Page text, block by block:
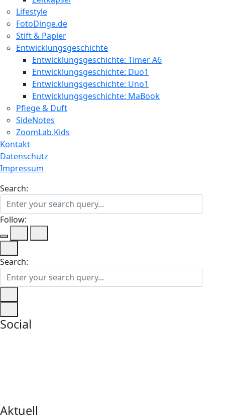
Lifestyle
FotoDinge.de
Stift & Papier
Entwicklungsgeschichte
Entwicklungsgeschichte: Timer A6
Entwicklungsgeschichte: Duo1
Entwicklungsgeschichte: Uno1
Entwicklungsgeschichte: MaBook
Pflege & Duft
SideNotes
ZoomLab.Kids
Kontakt
Datenschutz
Impressum
Search:
Follow:
Search:
Social
Aktuell